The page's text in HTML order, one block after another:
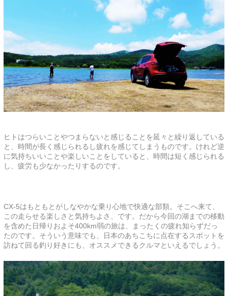
ヒトはつらいことやつまらないと感じることを延々と繰り返している
と、時間が長く感じられるし疲れを感じてしまうものです。けれど逆
に気持ちいいことや楽しいことをしていると、時間は短く感じられる
し、疲労も少なかったりするのです。
CX-5はもともとがしなやかな乗り心地で快適な部類。そこへ来て、
この走らせる楽しさと気持ちよさ、です。だから今回の湖までの移動
を含めた日帰りおよそ400km弱の旅は、まったくの疲れ知らずだっ
たのです。そういう意味でも、日本のあちこちに点在するスポットを
訪ねて回る釣り好きにも、オススメできるクルマといえるでしょう。